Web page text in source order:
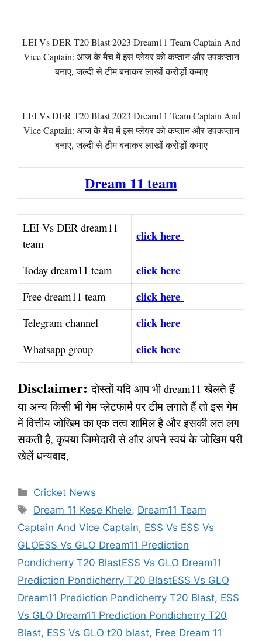
LEI Vs DER T20 Blast 2023 Dream11 Team Captain And
Vice Captain: आज के मैच में इस प्लेयर को कप्तान और उपकप्तान
बनाए, जल्दी से टीम बनाकर लाखों करोड़ों कमाए
LEI Vs DER T20 Blast 2023 Dream11 Team Captain And
Vice Captain: आज के मैच में इस प्लेयर को कप्तान और उपकप्तान
बनाए, जल्दी से टीम बनाकर लाखों करोड़ों कमाए
Dream 11 team
LEI Vs DER dream11
team
click here
Today dream11 team click here
Free dream11 team click here
Telegram channel click here
Whatsapp group click here
Disclaimer: दोस्तों यदि आप भी dream11 खेलते हैं
या अन्य किसी भी गेम प्लेटफार्म पर टीम लगाते हैं तो इस गेम
में वित्तीय जोखिम का एक तत्व शामिल है और इसकी लत लग
सकती है, कृपया जिम्मेदारी से और अपने स्वयं के जोखिम परी
खेलें धन्यवाद,
Categories
Cricket News
Tags
Dream 11 Kese Khele, Dream11 Team
Captain And Vice Captain, ESS Vs ESS Vs
GLOESS Vs GLO Dream11 Prediction
Pondicherry T20 BlastESS Vs GLO Dream11
Prediction Pondicherry T20 BlastESS Vs GLO
Dream11 Prediction Pondicherry T20 Blast, ESS
Vs GLO Dream11 Prediction Pondicherry T20
Blast, ESS Vs GLO t20 blast, Free Dream 11